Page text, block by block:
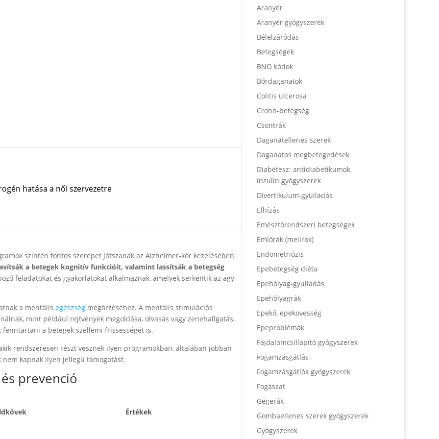
hatása a női szervezetre
szintén fontos szerepet játszanak az Alzheimer-kór kezelésében.
a betegek kognitív funkcióit, valamint lassítsák a betegség
feladatokat és gyakorlatokat alkalmaznak, amelyek serkentik az agy
a mentális egészség megőrzéséhez. A mentális stimulációs
mint például rejtvények megoldása, olvasás vagy zenehallgatás.
fenntartani a betegek szellemi frissességét is.
rendszeresen részt vesznek ilyen programokban, általában jobban
kapnak ilyen jellegű támogatást.
prevenció
Értékek
Aranyér
Aranyér gyógyszerek
Bélelzáródás
Betegségek
BNO kódok
Bőrdaganatok
Colitis ulcerosa
Crohn-betegség
Csontrák
Daganatellenes szerek
Daganatos megbetegedések
Diabétesz: antidiabetikumok,
inzulin gyógyszerek
Divertikulum-gyulladás
Elhízás
Emésztőrendszeri betegségek
Emlőrák (mellrák)
Endometriózis
Epebetegség diéta
Epehólyag-gyulladás
Epehólyagrák
Epekő, epekövesség
Epeproblémák
Fájdalomcsillapító gyógyszerek
Fogamzásgátlás
Fogamzásgátlók gyógyszerek
Fogászat
Gégerák
Gombaellenes szerek gyógyszerek
Gyógyszerek